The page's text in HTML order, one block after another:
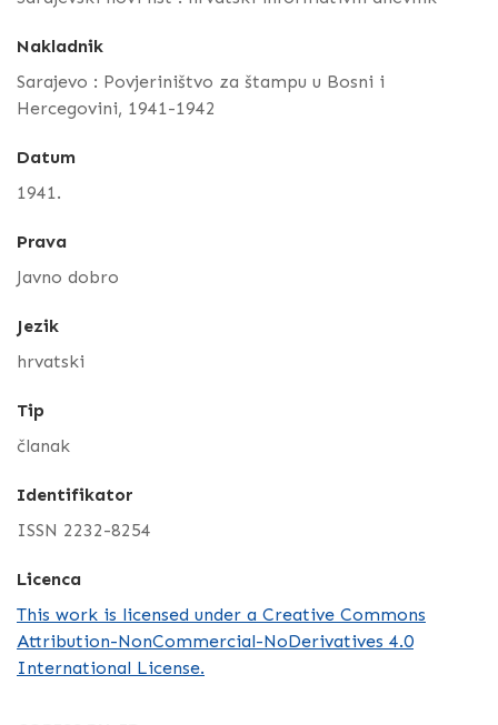
Nakladnik
Sarajevo : Povjeriništvo za štampu u Bosni i
Hercegovini, 1941-1942
Datum
1941.
Prava
Javno dobro
Jezik
hrvatski
Tip
članak
Identifikator
ISSN 2232-8254
Licenca
This work is licensed under a Creative Commons
Attribution-NonCommercial-NoDerivatives 4.0
International License.